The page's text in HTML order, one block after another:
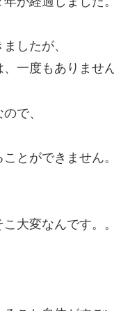
したが、
一度もありません
で、
とができません。
大変なんです。。